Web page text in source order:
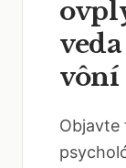
vôní
Objavte